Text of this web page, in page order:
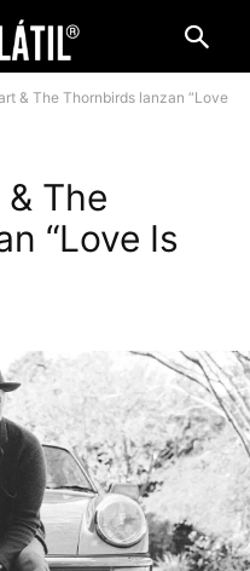
& The Thornbirds lanzan “Love
The
“Love Is